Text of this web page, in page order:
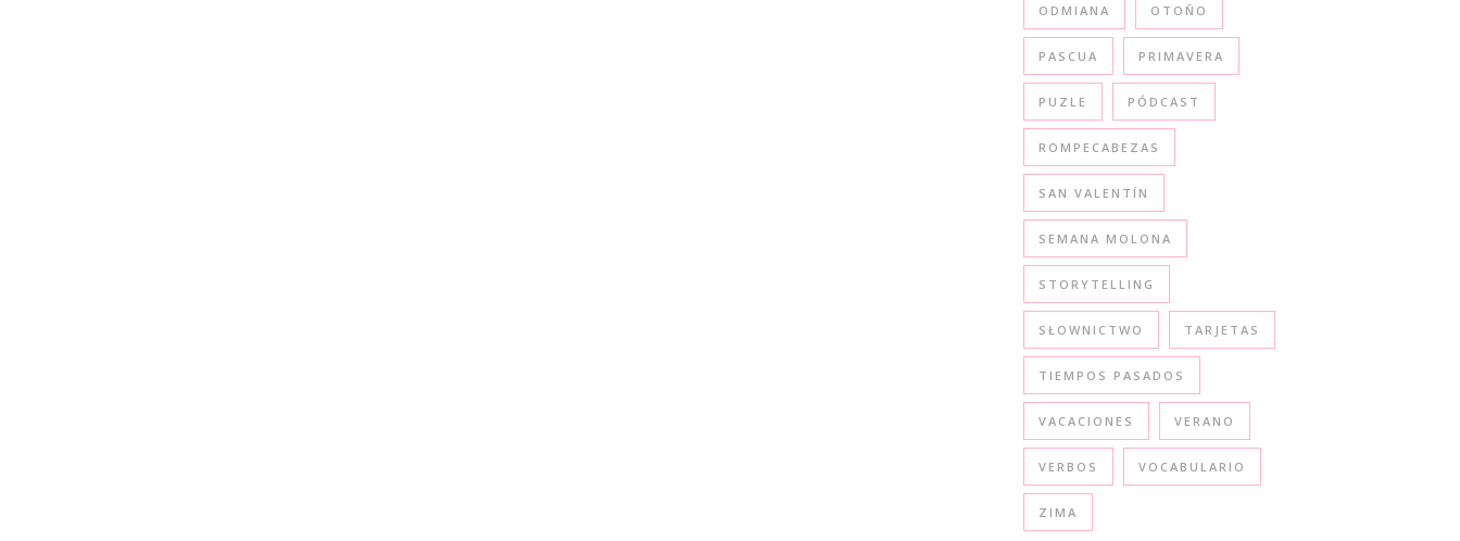
ODMIANA OTOÑO
PASCUA PRIMAVERA
PUZLE PÓDCAST
ROMPECABEZAS
SAN VALENTÍN
SEMANA MOLONA
STORYTELLING
SŁOWNICTWO TARJETAS
TIEMPOS PASADOS
VACACIONES VERANO
VERBOS VOCABULARIO
ZIMA